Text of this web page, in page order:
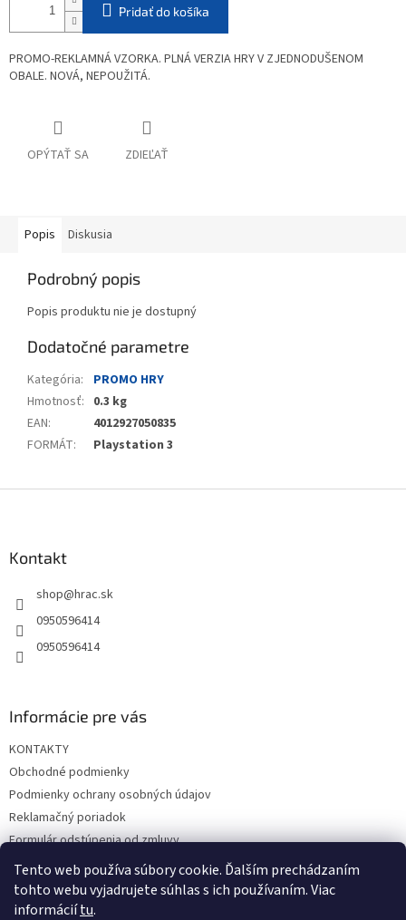
Tento web používa súbory cookie. Ďalším prechádzaním
tohto webu vyjadrujete súhlas s ich používaním. Viac
informáciítu.
Pridať do košíka
PROMO-REKLAMNÁ VZORKA. PLNÁ VERZIA HRY V ZJEDNODUŠENOM
OBALE. NOVÁ, NEPOUŽITÁ.
OPÝTAŤ SA ZDIEĽAŤ
Popis Diskusia
Podrobný popis
Popis produktu nie je dostupný
Dodatočné parametre
Kategória:
PROMO HRY
Hmotnosť: 0.3 kg
EAN:
4012927050835
FORMÁT: Playstation 3
Kontakt
shop@hrac.sk
0950596414
0950596414
Informácie pre vás
KONTAKTY
Obchodné podmienky
Podmienky ochrany osobných údajov
Reklamačný poriadok
Formulár odstúpenia od zmluvy
Reklamačný formulár